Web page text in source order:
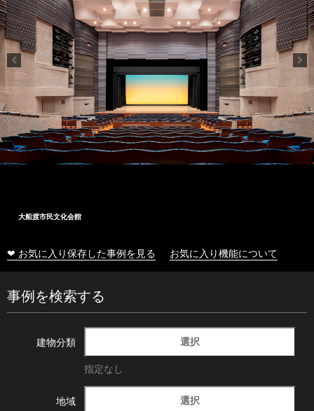
十和田市総合体育センター
❤ お気に入り保存した事例を見る お気に入り機能について
事例を検索する
建物分類 選択
指定なし
地域 選択